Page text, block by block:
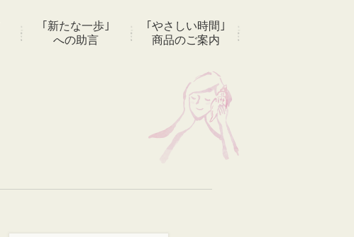
｢新たな一歩｣
への助言
｢やさしい時間｣
商品のご案内